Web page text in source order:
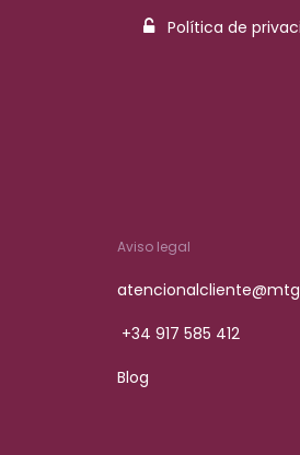
Política de
Aviso legal
+34 917 585 412
Blog